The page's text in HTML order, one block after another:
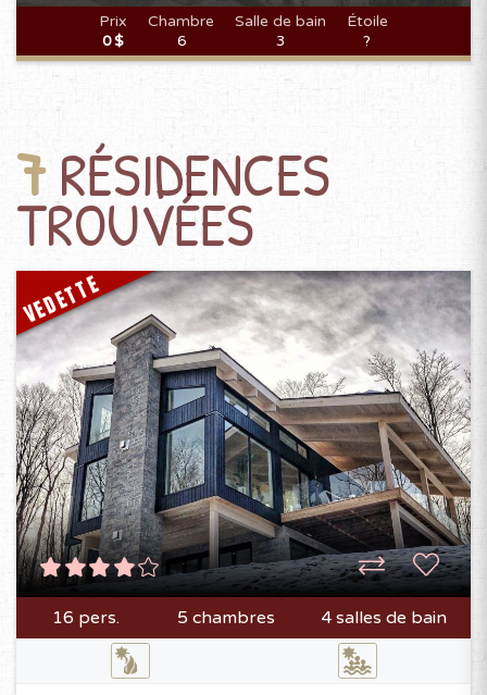
Prix
0 $
Chambre
6
Salle de bain
3
Étoile
?
7RÉSIDENCES
TROUVÉES
VEDETTE
16 pers. 5 chambres 4 salles de bain